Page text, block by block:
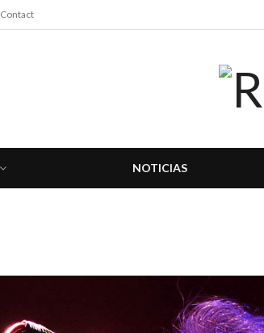
Contact
NOTICIAS